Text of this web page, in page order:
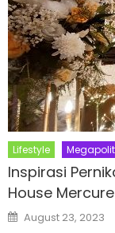
Lifestyle
Inspirasi
House
Posted
on
August 23, 2023